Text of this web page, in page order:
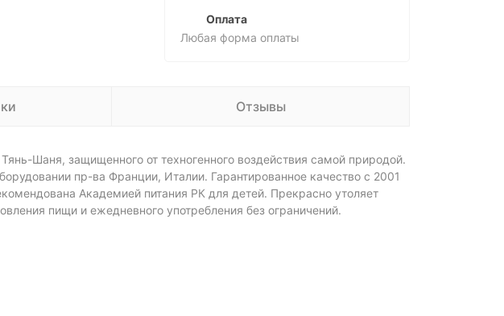
Оплата
Любая форма оплаты
Отзывы
Шаня, защищенного от техногенного воздействия самой природой.
пр-ва Франции, Италии. Гарантированное качество с 2001
Академией питания РК для детей. Прекрасно утоляет
пищи и ежедневного употребления без ограничений.